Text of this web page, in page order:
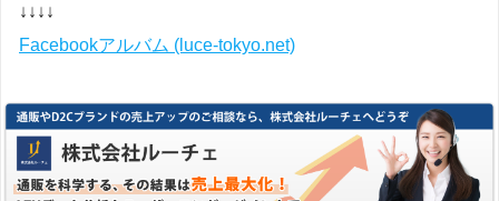
↓↓↓↓
Facebookアルバム (luce-tokyo.net)